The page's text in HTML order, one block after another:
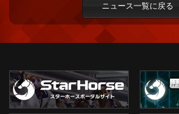
ニュース一覧に戻る